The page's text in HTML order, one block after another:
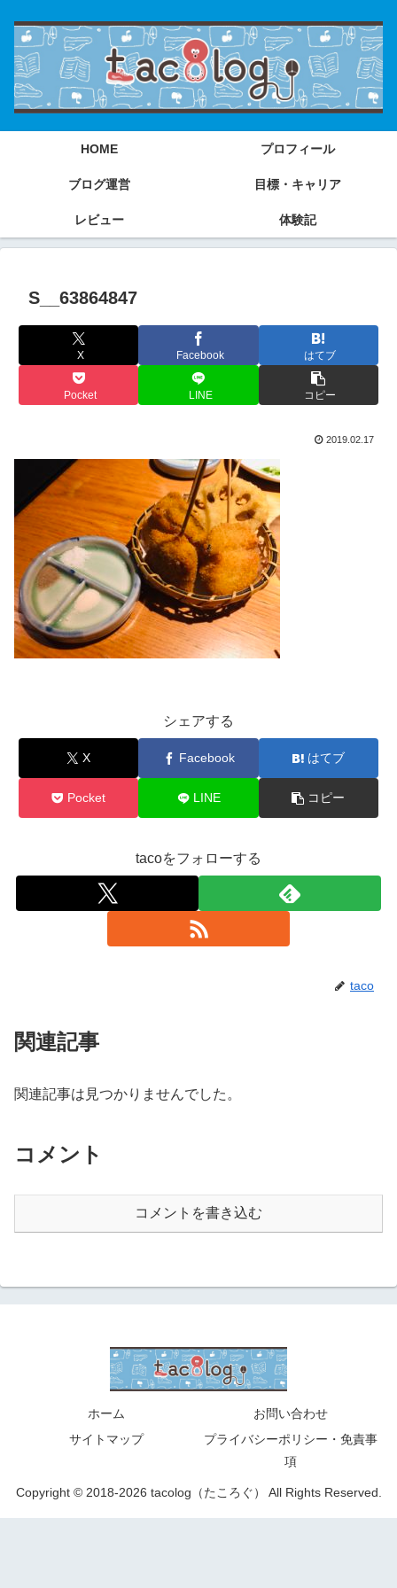
HOME プロフィール
ブログ運営 目標・キャリア
レビュー 体験記
S__63864847
X Facebook はてブ
Pocket LINE コピー
2019.02.17
シェアする
X Facebook はてブ
Pocket LINE コピー
tacoをフォローする
taco
関連記事
関連記事は見つかりませんでした。
コメント
コメントを書き込む
ホーム
お問い合わせ
サイトマップ
プライバシーポリシー・免責事
項
Copyright © 2018-2026 tacolog（たころぐ） All Rights Reserved.